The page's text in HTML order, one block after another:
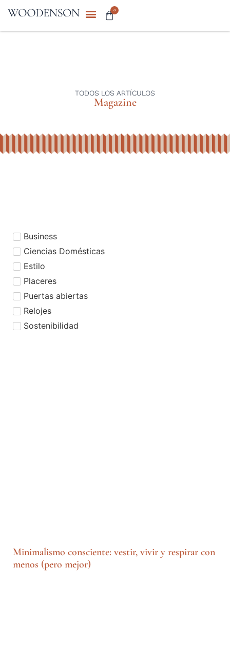
0
TODOS LOS ARTÍCULOS
Magazine
Business
Ciencias Domésticas
Estilo
Placeres
Puertas abiertas
Relojes
Sostenibilidad
Minimalismo consciente: vestir, vivir y respirar con
menos (pero mejor)